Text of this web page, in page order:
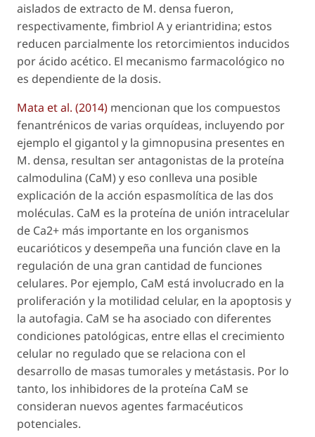
aislados de extracto de M. densa fueron,
respectivamente, fimbriol A y eriantridina; estos
reducen parcialmente los retorcimientos inducidos
por ácido acético. El mecanismo farmacológico no
es dependiente de la dosis.
Mata et al. (2014) mencionan que los compuestos
fenantrénicos de varias orquídeas, incluyendo por
ejemplo el gigantol y la gimnopusina presentes en
M. densa, resultan ser antagonistas de la proteína
calmodulina (CaM) y eso conlleva una posible
explicación de la acción espasmolítica de las dos
moléculas. CaM es la proteína de unión intracelular
de Ca2+ más importante en los organismos
eucarióticos y desempeña una función clave en la
regulación de una gran cantidad de funciones
celulares. Por ejemplo, CaM está involucrado en la
proliferación y la motilidad celular, en la apoptosis y
la autofagia. CaM se ha asociado con diferentes
condiciones patológicas, entre ellas el crecimiento
celular no regulado que se relaciona con el
desarrollo de masas tumorales y metástasis. Por lo
tanto, los inhibidores de la proteína CaM se
consideran nuevos agentes farmacéuticos
potenciales.